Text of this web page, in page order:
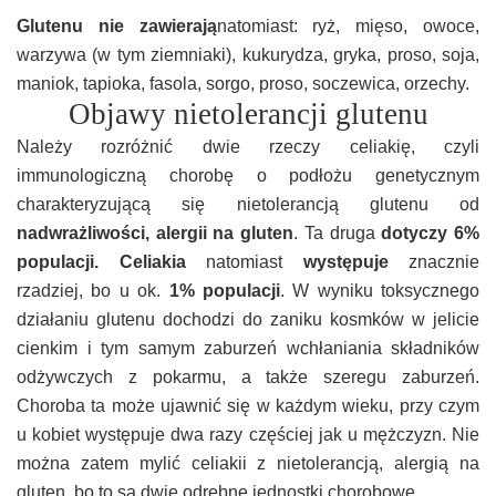
Glutenu nie zawierająnatomiast: ryż, mięso, owoce,
warzywa (w tym ziemniaki), kukurydza, gryka, proso, soja,
maniok, tapioka, fasola, sorgo, proso, soczewica, orzechy.
Objawy nietolerancji glutenu
Należy rozróżnić dwie rzeczy celiakię, czyli
immunologiczną chorobę o podłożu genetycznym
charakteryzującą się nietolerancją glutenu od
nadwrażliwości, alergii na gluten. Ta drugadotyczy 6%
populacji.
Celiakianatomiast występuje znacznie
rzadziej, bo u ok. 1% populacji. W wyniku toksycznego
działaniu glutenu dochodzi do zaniku kosmków w jelicie
cienkim i tym samym zaburzeń wchłaniania składników
odżywczych z pokarmu, a także szeregu zaburzeń.
Choroba ta może ujawnić się w każdym wieku, przy czym
u kobiet występuje dwa razy częściej jak u mężczyzn. Nie
można zatem mylić celiakii z nietolerancją, alergią na